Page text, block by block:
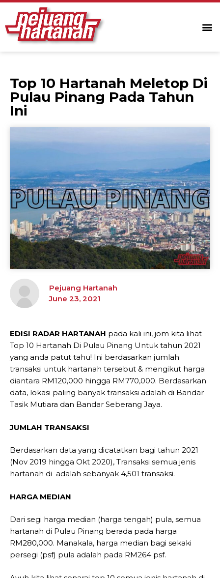
Top 10 Hartanah Meletop Di
Pulau Pinang Pada Tahun
Ini
Pejuang Hartanah
June 23, 2021
EDISI RADAR HARTANAH pada kali ini, jom kita lihat
Top 10 Hartanah Di Pulau Pinang Untuk tahun 2021
yang anda patut tahu! Ini berdasarkan jumlah
transaksi untuk hartanah tersebut & mengikut harga
diantara RM120,000 hingga RM770,000. Berdasarkan
data, lokasi paling banyak transaksi adalah di Bandar
Tasik Mutiara dan Bandar Seberang Jaya.
JUMLAH TRANSAKSI
Berdasarkan data yang dicatatkan bagi tahun 2021
(Nov 2019 hingga Okt 2020), Transaksi semua jenis
hartanah di adalah sebanyak 4,501 transaksi.
HARGA MEDIAN
Dari segi harga median (harga tengah) pula, semua
hartanah di Pulau Pinang berada pada harga
RM280,000. Manakala, harga median bagi sekaki
persegi (psf) pula adalah pada RM264 psf.